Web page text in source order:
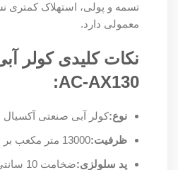
تسمه و پولی، استهلاک کمتری
معمولی دارد.
نکات کلیدی کولر
AC-AX130:
نوع:کولر آبی صنعتی آکسیال
ظرفیت:13000 متر مکعب بر ساعت
پد سلولزی:ضخامت 10 سانتی‌متر